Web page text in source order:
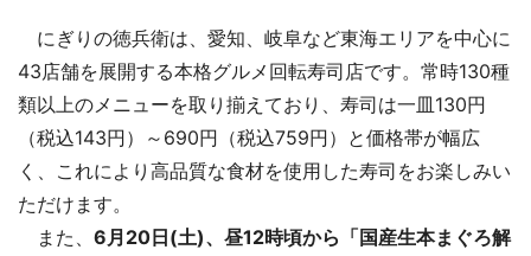
にぎりの徳兵衛は、愛知、岐阜など東海エリアを中心に
43店舗を展開する本格グルメ回転寿司店です。常時130種
類以上のメニューを取り揃えており、寿司は一皿130円
（税込143円）～690円（税込759円）と価格帯が幅広
く、これにより高品質な食材を使用した寿司をお楽しみい
ただけます。
また、 6月20日(土)、昼12時頃から「国産生本まぐろ解